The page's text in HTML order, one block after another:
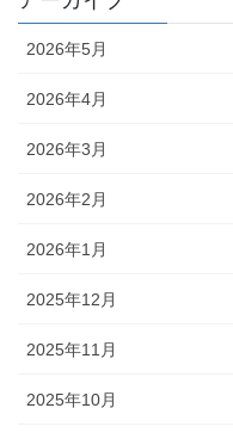
2026年5月
2026年4月
2026年3月
2026年2月
2026年1月
2025年12月
2025年11月
2025年10月